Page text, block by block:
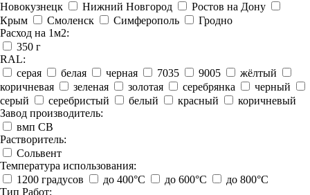
Новокузнецк
Нижний Новгород
Ростов на Дону
Крым
Смоленск Симферополь
Гродно
Расход на 1м2:
350 г
RAL:
серая
белая черная 7035 9005
жёлтый
коричневая
зеленая золотая серебрянка
черный
серый
серебристый белый красный
коричневый
Завод производитель:
вмп СВ
Растворитель:
Сольвент
Температура использования:
1200 градусов
до 400°C до 600°C
до 800°C
Тип Работ: